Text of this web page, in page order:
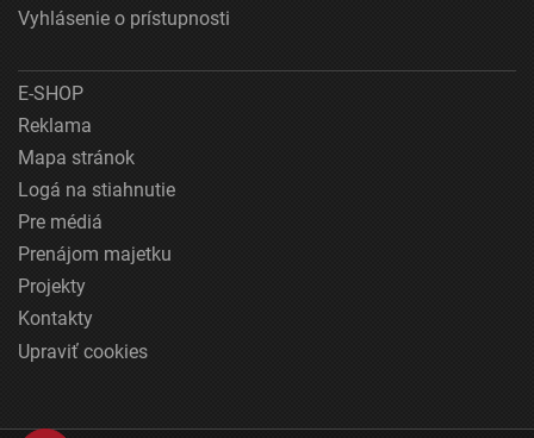
Vyhlásenie o prístupnosti
E-SHOP
Reklama
Mapa stránok
Logá na stiahnutie
Pre médiá
Prenájom majetku
Projekty
Kontakty
Upraviť cookies